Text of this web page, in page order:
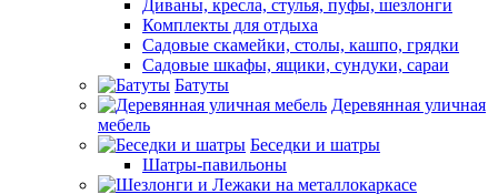
Диваны, кресла, стулья, пуфы, шезлонги
Комплекты для отдыха
Садовые скамейки, столы, кашпо, грядки
Садовые шкафы, ящики, сундуки, сараи
Батуты
Деревянная уличная
мебель
Беседки и шатры
Шатры-павильоны